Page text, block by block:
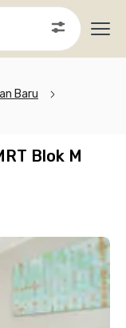
Baru
Blok M